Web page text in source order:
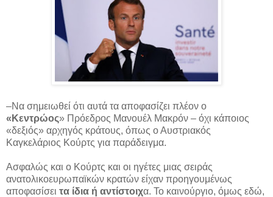
–Να σημειωθεί ότι αυτά τα αποφασίζει πλέον ο
«Κεντρώος» Πρόεδρος Μανουέλ Μακρόν – όχι κάποιος
«δεξιός» αρχηγός κράτους, όπως ο Αυστριακός
Καγκελάριος Κούρτς για παράδειγμα.
Ασφαλώς και ο Κούρτς και οι ηγέτες μιας σειράς
ανατολικοευρωπαϊκών κρατών είχαν προηγουμένως
αποφασίσει τα ίδια ή αντίστοιχα. Το καινούργιο, όμως εδώ,